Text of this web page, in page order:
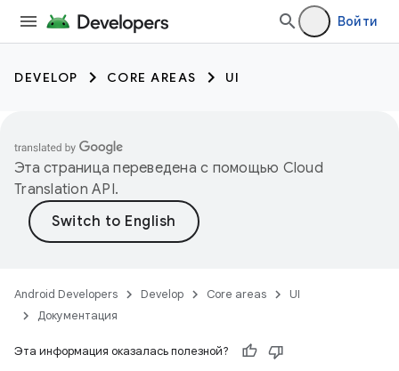
Войти
DEVELOP CORE AREAS UI
Эта страница переведена с помощью Cloud
Translation API.
Android Developers Develop Core areas
UI
Документация
Эта информация оказалась полезной?